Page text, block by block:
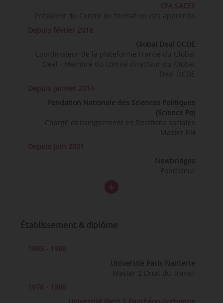
CFA SACEF
Président du Centre de formation des apprentis
Depuis février 2018
Global Deal OCDE
Coordinateur de la plateforme France du Global
Deal - Membre du comité directeur du Global
Deal OCDE
Depuis janvier 2014
Fondation Nationale des Sciences Politiques
(Science Po)
Chargé d’enseignement en Relations sociales
Master RH
Depuis juin 2021
Newbridges
Fondateur
Établissement & diplôme
1983 - 1986
Université Paris Nanterre
Master 2 Droit du Travail
1978 - 1980